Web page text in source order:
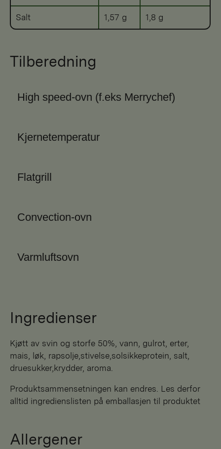
Salt 1,57 g 1,8 g
Tilberedning
High speed-ovn (f.eks Merrychef)
Kjernetemperatur
Flatgrill
Convection-ovn
Varmluftsovn
Ingredienser
kjøtt av svin og storfe 50%, vann, gulrot, erter,
mais, løk, rapsolje,stivelse,solsikkeprotein, salt,
druesukker,krydder, aroma.
Produktsammensetningen kan endres. Les derfor
alltid ingredienslisten på emballasjen til produktet
Allergener